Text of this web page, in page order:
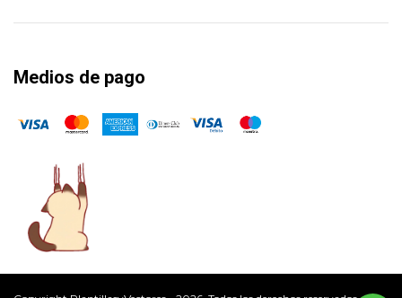
Medios de pago